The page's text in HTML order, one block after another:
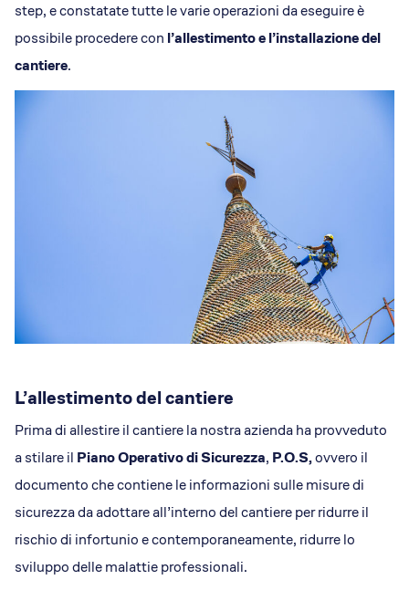
step, e constatate tutte le varie operazioni da eseguire è
possibile procedere con l’allestimento e l’installazione del
cantiere.
L’allestimento del cantiere
Prima di allestire il cantiere la nostra azienda ha provveduto
a stilare il Piano Operativo di Sicurezza, P.O.S,ovvero il
documento che contiene le informazioni sulle misure di
sicurezza da adottare all’interno del cantiere per ridurre il
rischio di infortunio e contemporaneamente, ridurre lo
sviluppo delle malattie professionali.